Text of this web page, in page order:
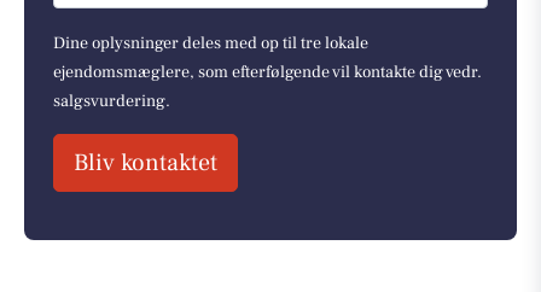
Dine oplysninger deles med op til tre lokale
ejendomsmæglere, som efterfølgende vil kontakte dig vedr.
salgsvurdering.
Bliv kontaktet